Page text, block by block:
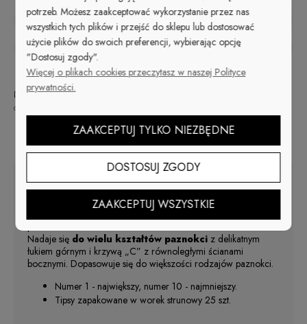
zapytaj o produkt
poleć znajomemu
Dostępność:
duża ilość
Wysyłka w:
Cena nie zawiera ewentualnych kosztów płatności
Opis
Uzupełnienie tipsów Ultra Form
Najpopularniejsza i najbardziej uniwersalna końcówka do
Nadaje się do wielu kształtów paznokci z delikatnym
łukiem górnym i krzywą „C” z równoległymi ścianami
bocznymi. Dopasowuje się do większości rodzajów paznokci.
Numer 1 - największy, numer 10 - najmniejszy.
Tipsy zapakowane w worek strunowy 25 szt.
potrzeb. Możesz zaakceptować wykorzystanie przez nas
wszystkich tych plików i przejść do sklepu lub dostosować
użycie plików do swoich preferencji, wybierając opcję
"Dostosuj zgody".
Więcej o plikach cookies przeczytasz w naszej Polityce
prywatności.
ZAAKCEPTUJ TYLKO NIEZBĘDNE
DOSTOSUJ ZGODY
ZAAKCEPTUJ WSZYSTKIE